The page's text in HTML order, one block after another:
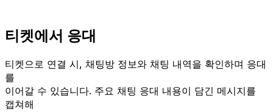
티켓에서 응대
티켓으로 연결 시, 채팅방 정보와 채팅 내역을 확인하며 응대
를
이어갈 수 있습니다. 주요 채팅 응대 내용이 담긴 메시지를
캡쳐해